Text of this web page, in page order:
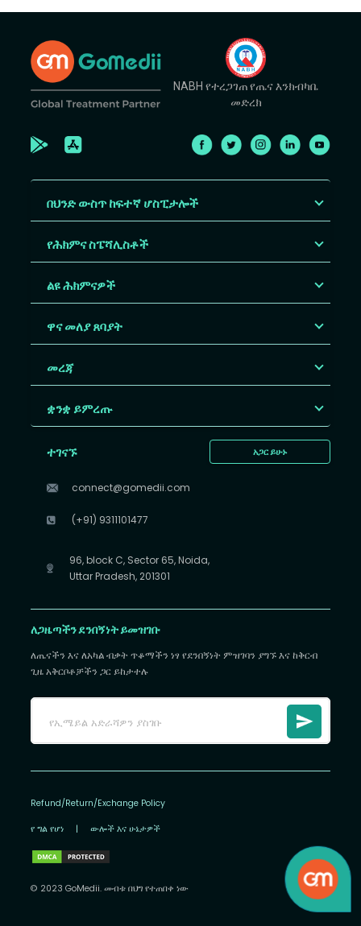
NABH የተረጋገጠ የጤና እንክብካቤ
መድረክ
በህንድ ውስጥ ከፍተኛ ሆስፒታሎች
የሕክምና ስፔሻሊስቶች
ልዩ ሕክምናዎች
ዋና መለያ ጸባያት
መረጃ
ቋንቋ ይምረጡ
አጋር ይሁኑ
ተገናኙ
connect@gomedii.com
(+91) 9311101477
96, block C, Sector 65, Noida,
Uttar Pradesh, 201301
ለጋዜጣችን ደንበኝነት ይመዝገቡ
ለጤናችን እና ለአካል ብቃት ጥቆማችን ነፃ የደንበኝነት ምዝገባን ያግኙ እና ከቅርብ
ጊዜ አቅርቦቶቻችን ጋር ይከታተሉ
Refund/Return/Exchange Policy
የ ግል የሆነ | ውሎች እና ሁኔታዎች
© 2023 GoMedii. መብቱ በህግ የተጠበቀ ነው